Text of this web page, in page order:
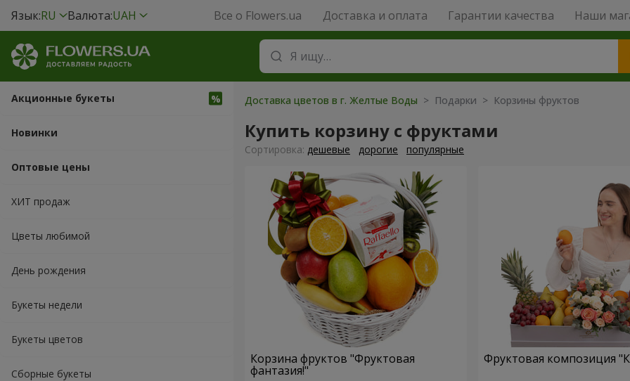
Язык:RU Валюта:UAH Все о Flowers.ua Доставка и оплата Гарантии качества Наши
Акционные букеты
Новинки
Оптовые цены
ХИТ продаж
Цветы любимой
День рождения
Букеты недели
Букеты цветов
Сборные букеты
Доставка цветов в г. Желтые Воды > Подарки > Корзины фруктов
Купить корзину с фруктами
Cортировка: дешевые дорогие популярные
Корзина фруктов "Фруктовая
фантазия!"
Фруктовая композиция